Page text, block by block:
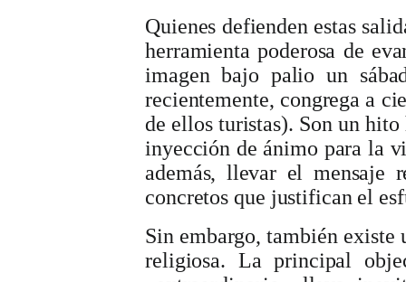
Quienes defienden estas
herramienta poderosa de
imagen bajo palio un
recientemente, congrega a
de ellos turistas). Son un
inyección de ánimo para la
además, llevar el mensaje
concretos que justifican el
Sin embargo, también
religiosa. La principal